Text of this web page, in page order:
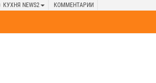
КУХНЯ NEWS2 КОММЕНТАРИИ